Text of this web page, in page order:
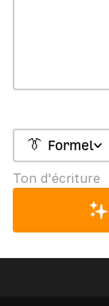
👔 Formel
Ton d'écriture